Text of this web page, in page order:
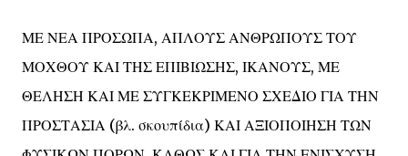
ΜΕ ΝΕΑ ΠΡΟΣΩΠΑ, ΑΠΛΟΥΣ ΑΝΘΡΩΠΟΥΣ ΤΟΥ
ΜΟΧΘΟΥ ΚΑΙ ΤΗΣ ΕΠΙΒΙΩΣΗΣ, ΙΚΑΝΟΥΣ, ΜΕ
ΘΕΛΗΣΗ ΚΑΙ ΜΕ ΣΥΓΚΕΚΡΙΜΕΝΟ ΣΧΕΔΙΟ ΓΙΑ ΤΗΝ
ΠΡΟΣΤΑΣΙΑ (βλ. σκουπίδια) ΚΑΙ ΑΞΙΟΠΟΙΗΣΗ ΤΩΝ